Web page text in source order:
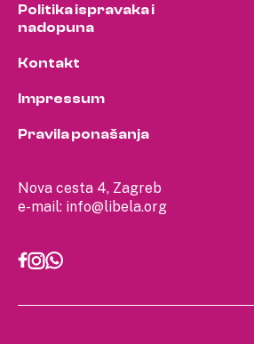
Nova cesta 4, Zagreb
e-mail: info@libela.org
Politika ispravaka i
nadopuna
Kontakt
Impressum
Pravila ponašanja